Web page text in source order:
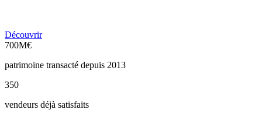
Découvrir
700M€
patrimoine transacté depuis 2013
350
vendeurs déjà satisfaits